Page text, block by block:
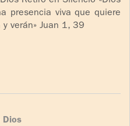
presencia viva que quiere
y verán» Juan 1, 39
Dios